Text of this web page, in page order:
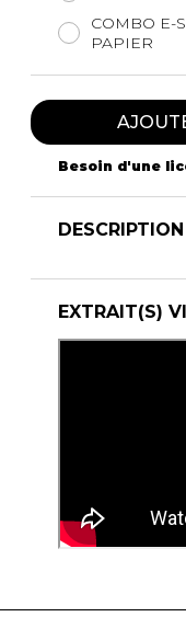
COMBO E-
PAPIER
Besoin d'une
DESCRIPTION
EXTRAIT(S)